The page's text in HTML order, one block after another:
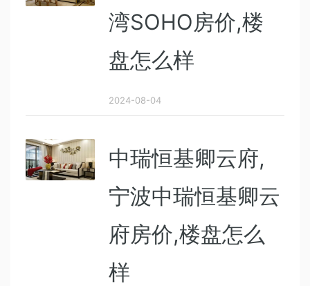
湾SOHO房价,楼
盘怎么样
2024-08-04
中瑞恒基卿云府,
宁波中瑞恒基卿云
府房价,楼盘怎么
样